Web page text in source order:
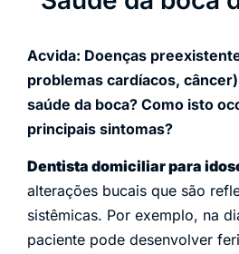
Acvida: Doenças
problemas cardíacos,
saúde da boca? Como isto
principais sintomas?
Dentista domiciliar para
alterações bucais que são
sistêmicas. Por exemplo, na
paciente pode desenvolver